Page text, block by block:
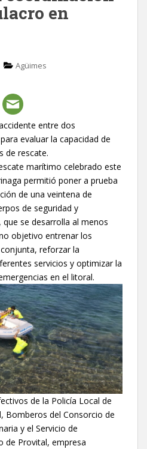
en
Agüimes
entre dos
evaluar la capacidad de
de rescate.
marítimo celebrado este
permitió poner a prueba
de una veintena de
de seguridad y
que se desarrolla al menos
objetivo entrenar los
reforzar la
servicios y optimizar la
en el litoral.
de la Policía Local de
Bomberos del Consorcio de
y el Servicio de
de Provital, empresa